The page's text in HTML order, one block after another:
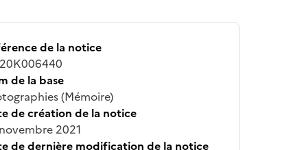
de la notice
de la base
(Mémoire)
de création de la notice
2021
de dernière modification de la notice